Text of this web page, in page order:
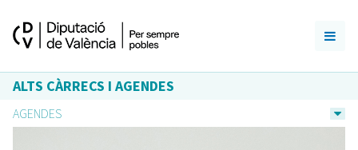
ALTS CÀRRECS I AGENDES
AGENDES